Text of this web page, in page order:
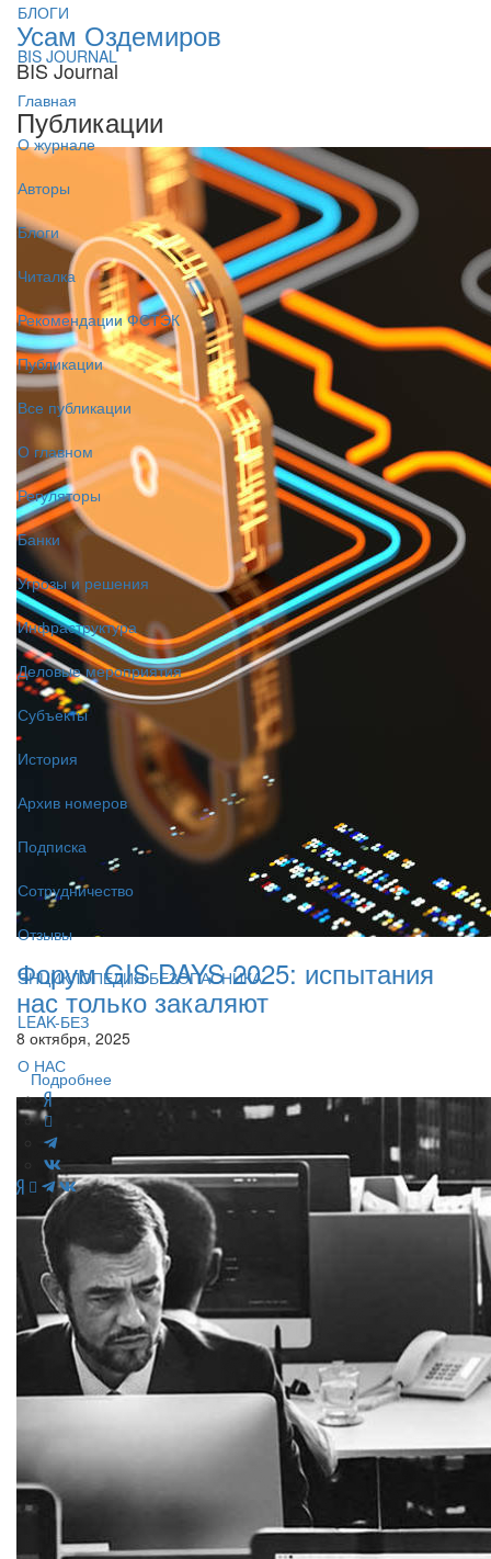
БЛОГИ
BIS JOURNAL
Главная
О журнале
Авторы
Блоги
Читалка
Рекомендации ФСТЭК
Публикации
Все публикации
О главном
Регуляторы
Банки
Угрозы и решения
Инфраструктура
Деловые мероприятия
Субъекты
История
Архив номеров
Подписка
Сотрудничество
Отзывы
ЭНЦИКЛОПЕДИЯ БЕЗОПАСНИКА
LEAK-БЕЗ
О НАС
Усам Оздемиров
BIS Journal
Публикации
Форум GIS DAYS 2025: испытания
нас только закаляют
8 октября, 2025
Подробнее